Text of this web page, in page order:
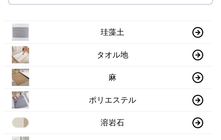
珪藻土
タオル地
麻
ポリエステル
溶岩石